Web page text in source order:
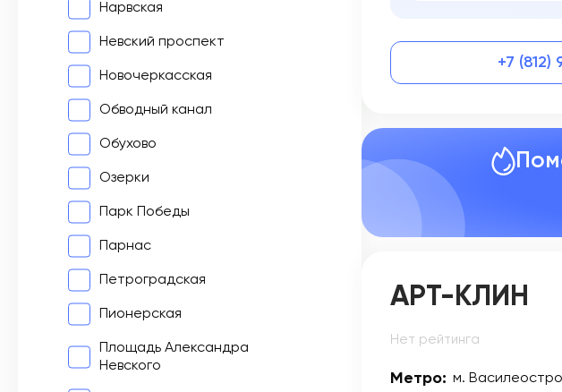
Нарвская
Невский проспект
Новочеркасская
Обводный канал
Обухово
Озерки
Парк Победы
Парнас
Петроградская
Пионерская
Площадь Александра
Невского
+7 (812)
АРТ-КЛИН
Нет рейтинга
Метро: м.